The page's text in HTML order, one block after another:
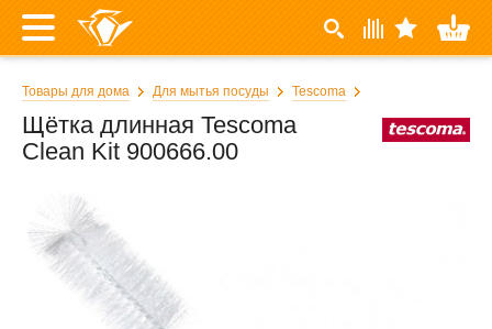
Товары для дома Для мытья посуды Tescoma
Щётка длинная Tescoma
Clean Kit 900666.00